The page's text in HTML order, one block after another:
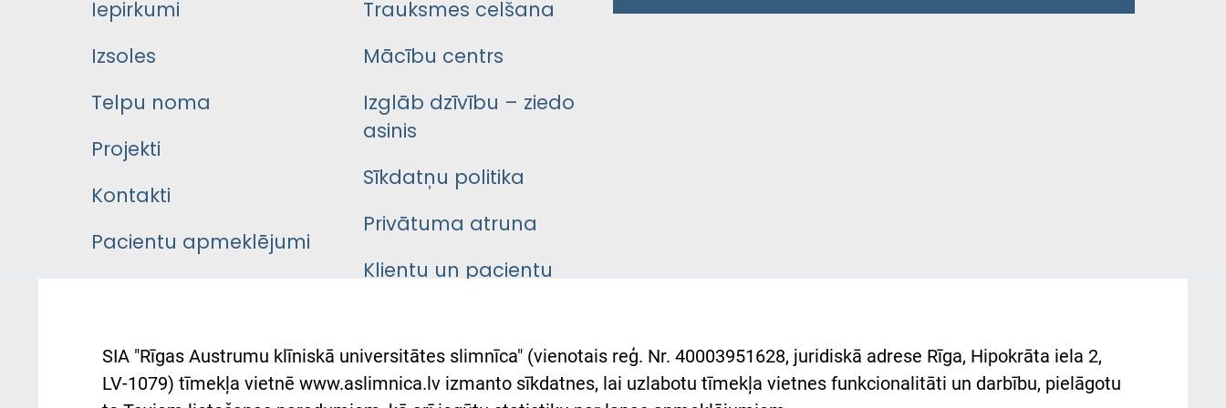
Iepirkumi
Izsoles
Telpu noma
Projekti
Kontakti
Pacientu apmeklējumi
Pacienta
atsauksmju/sūdzību
Trauksmes celšana
Mācību centrs
Izglāb dzīvību – ziedo
asinis
Sīkdatņu politika
Privātuma atruna
Klientu un pacientu
Austrumu slimnīcas
atbalsts Ukrainai
SIA "Rīgas Austrumu klīniskā universitātes slimnīca" (vienotais reģ. Nr. 40003951628, juridiskā adrese Rīga, Hipokrāta iela 2,
LV-1079) tīmekļa vietnē www.aslimnica.lv izmanto sīkdatnes, lai uzlabotu tīmekļa vietnes funkcionalitāti un darbību, pielāgotu